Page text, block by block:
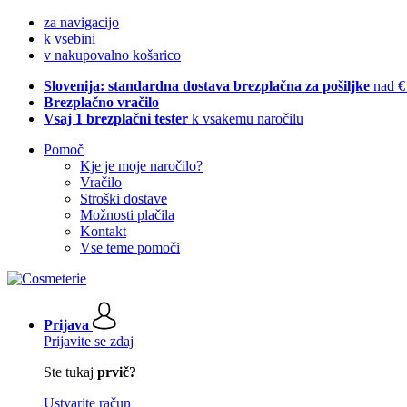
za navigacijo
k vsebini
v nakupovalno košarico
Slovenija: standardna dostava brezplačna za pošiljke nad
Brezplačno vračilo
Vsaj 1 brezplačni tester k vsakemu naročilu
Pomoč
Kje je moje naročilo?
Vračilo
Stroški dostave
Možnosti plačila
Kontakt
Vse teme pomoči
Prijava
Prijavite se zdaj
Ste tukaj prvič?
Ustvarite račun